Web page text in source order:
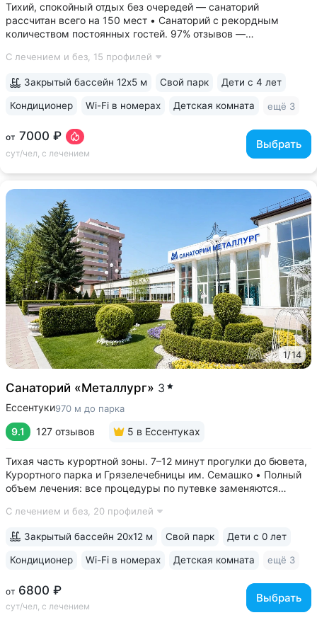
Тихий, спокойный отдых без очередей — санаторий
рассчитан всего на 150 мест • Санаторий с рекордным
количеством постоянных гостей. 97% отзывов —
до Грязелечебницы им. Семашко и бюветов минеральной
С лечением и без, 15 профилей
от 7000 ₽
сут/чел, с лечением
Выбрать
Закрытый бассейн 12х5 м Свой парк Дети с 4 лет
Кондиционер Wi-Fi в номерах Детская комната ещё 3
1/14
Санаторий «Металлург» 3
Ессентуки970 м до парка
9.1 127 отзывов 5 в Ессентуках
Тихая часть курортной зоны. 7–12 минут прогулки до бювета,
Курортного парка и Грязелечебницы им. Семашко • Полный
объем лечения: все процедуры по путевке заменяются
путевки включены дорогие процедуры: эндоскопические
С лечением и без, 20 профилей
от 6800 ₽
сут/чел, с лечением
Выбрать
Закрытый бассейн 20х12 м Свой парк Дети с 0 лет
Кондиционер Wi-Fi в номерах Детская комната ещё 3